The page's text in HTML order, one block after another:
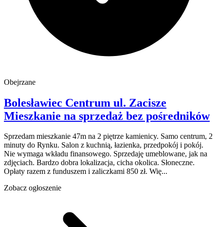
Obejrzane
Bolesławiec Centrum ul. Zacisze
Mieszkanie na sprzedaż bez pośredników
Sprzedam mieszkanie 47m na 2 piętrze kamienicy. Samo centrum, 2
minuty do Rynku. Salon z kuchnią, łazienka, przedpokój i pokój.
Nie wymaga wkładu finansowego. Sprzedaję umeblowane, jak na
zdjęciach. Bardzo dobra lokalizacja, cicha okolica. Słoneczne.
Opłaty razem z funduszem i zaliczkami 850 zł. Wię...
Zobacz ogłoszenie